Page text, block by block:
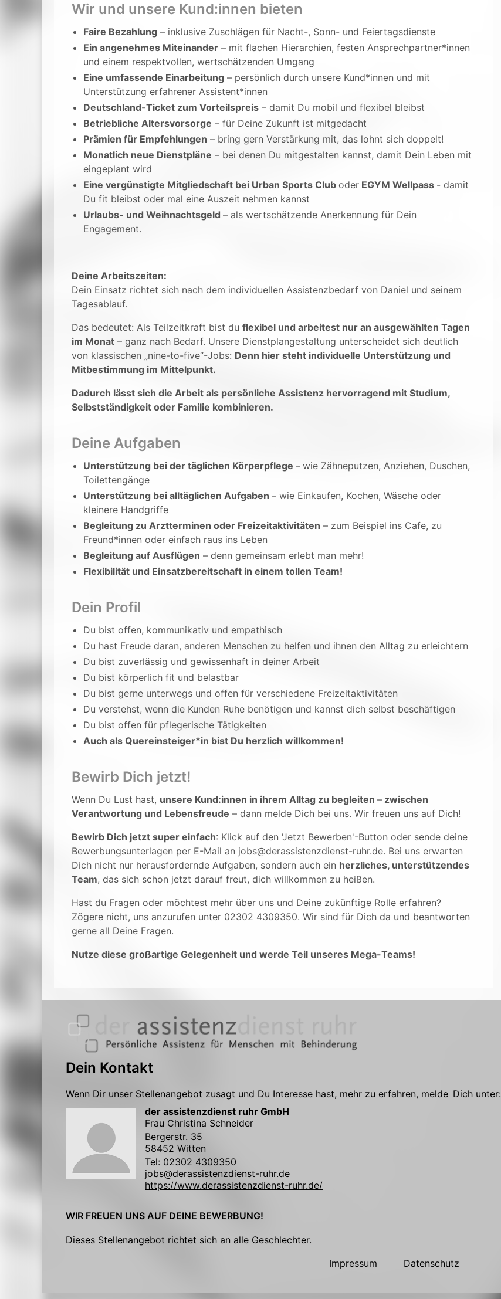
Wir und unsere Kund:innen bieten
Faire Bezahlung – inklusive Zuschlägen für Nacht-, Sonn- und Feiertagsdienste
Ein angenehmes Miteinander – mit flachen Hierarchien, festen Ansprechpartner*innen
und einem respektvollen, wertschätzenden Umgang
Eine umfassende Einarbeitung – persönlich durch unsere Kund*innen und mit
Unterstützung erfahrener Assistent*innen
Deutschland-Ticket zum Vorteilspreis – damit Du mobil und flexibel bleibst
Betriebliche Altersvorsorge – für Deine Zukunft ist mitgedacht
Prämien für Empfehlungen – bring gern Verstärkung mit, das lohnt sich doppelt!
Monatlich neue Dienstpläne – bei denen Du mitgestalten kannst, damit Dein Leben mit
eingeplant wird
Eine vergünstigte Mitgliedschaft bei Urban Sports Club oder EGYM Wellpass - damit
Du fit bleibst oder mal eine Auszeit nehmen kannst
Urlaubs- und Weihnachtsgeld – als wertschätzende Anerkennung für Dein
Engagement.
Deine Arbeitszeiten:
Dein Einsatz richtet sich nach dem individuellen Assistenzbedarf von Daniel und seinem
Tagesablauf.
Das bedeutet: Als Teilzeitkraft bist du flexibel und arbeitest nur an ausgewählten Tagen
im Monat – ganz nach Bedarf. Unsere Dienstplangestaltung unterscheidet sich deutlich
von klassischen „nine-to-five“-Jobs: Denn hier steht individuelle Unterstützung und
Mitbestimmung im Mittelpunkt.
Dadurch lässt sich die Arbeit als persönliche Assistenz hervorragend mit Studium,
Selbstständigkeit oder Familie kombinieren.
Deine Aufgaben
Unterstützung bei der täglichen Körperpflege – wie Zähneputzen, Anziehen, Duschen,
Toilettengänge
Unterstützung bei alltäglichen Aufgaben – wie Einkaufen, Kochen, Wäsche oder
kleinere Handgriffe
Begleitung zu Arztterminen oder Freizeitaktivitäten – zum Beispiel ins Cafe, zu
Freund*innen oder einfach raus ins Leben
Begleitung auf Ausflügen – denn gemeinsam erlebt man mehr!
Flexibilität und Einsatzbereitschaft in einem tollen Team!
Dein Profil
Du bist offen, kommunikativ und empathisch
Du hast Freude daran, anderen Menschen zu helfen und ihnen den Alltag zu erleichtern
Du bist zuverlässig und gewissenhaft in deiner Arbeit
Du bist körperlich fit und belastbar
Du bist gerne unterwegs und offen für verschiedene Freizeitaktivitäten
Du verstehst, wenn die Kunden Ruhe benötigen und kannst dich selbst beschäftigen
Du bist offen für pflegerische Tätigkeiten
Auch als Quereinsteiger*in bist Du herzlich willkommen!
Bewirb Dich jetzt!
Wenn Du Lust hast, unsere Kund:innen in ihrem Alltag zu begleiten – zwischen
Verantwortung und Lebensfreude – dann melde Dich bei uns. Wir freuen uns auf Dich!
Bewirb Dich jetzt super einfach: Klick auf den 'Jetzt Bewerben'-Button oder sende deine
Bewerbungsunterlagen per E-Mail an jobs@derassistenzdienst-ruhr.de. Bei uns erwarten
Dich nicht nur herausfordernde Aufgaben, sondern auch ein herzliches, unterstützendes
Team, das sich schon jetzt darauf freut, dich willkommen zu heißen.
Hast du Fragen oder möchtest mehr über uns und Deine zukünftige Rolle erfahren?
Zögere nicht, uns anzurufen unter 02302 4309350. Wir sind für Dich da und beantworten
gerne all Deine Fragen.
Nutze diese großartige Gelegenheit und werde Teil unseres Mega-Teams!
Dein Kontakt
Wenn Dir unser Stellenangebot zusagt und Du Interesse hast, mehr zu erfahren, melde Dich unter:
der assistenzdienst ruhr GmbH
Frau Christina Schneider
Bergerstr. 35
58452 Witten
Tel: 02302 4309350
jobs@derassistenzdienst-ruhr.de
https://www.derassistenzdienst-ruhr.de/
WIR FREUEN UNS AUF DEINE BEWERBUNG!
Dieses Stellenangebot richtet sich an alle Geschlechter.
Impressum
Datenschutz